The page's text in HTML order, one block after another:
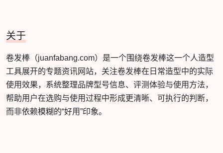
关于
卷发棒（juanfabang.com）是一个围绕卷发棒这一个人造型
工具展开的专题资讯网站，关注卷发棒在日常造型中的实际
使用效果，系统整理品牌型号信息、评测体验与使用方法，
帮助用户在选购与使用过程中形成更清晰、可执行的判断，
而非依赖模糊的“好用”印象。